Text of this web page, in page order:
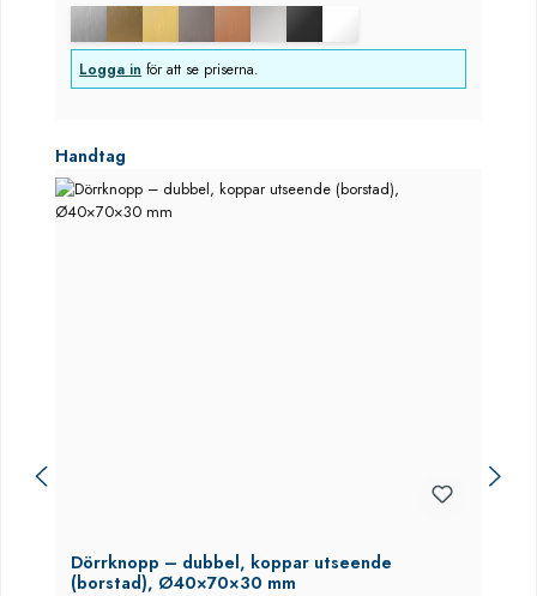
Logga in för att se priserna.
Hoppa över produktgalleri
Handtag
Dörrknopp – dubbel, koppar utseende
(borstad), Ø40×70×30 mm